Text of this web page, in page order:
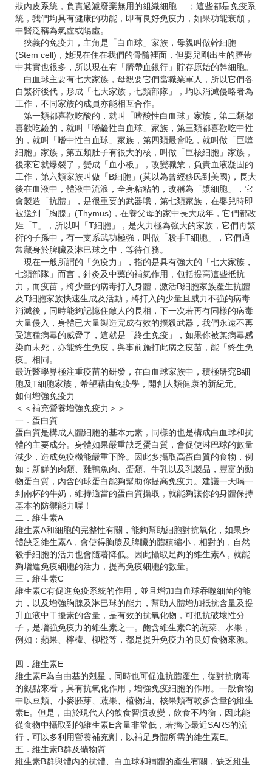
狀內皮系統，負責過濾廢棄無用的組織細胞….；這些都是免疫系
統，我們均具有健康的功能，即有良好免疫力，如果功能衰頹，
中醫泛稱為氣虛或陽虛。
狹義的免疫力，主角是「白血球」家族，母親叫做幹細胞
(Stem cell)，她現在住在我們的骨髓裡面，但嬰兒剛出生的臍帶
中其實也很多，所以現在有「臍帶血銀行」貯存原始的幹細胞。
白血球主要有七大家族，母親要它們當職業軍人，所以它們各
自繁衍後代，形成「七大家族，七類部隊」，均以消滅侵略者為
工作，不同家族的成員亦能相互合作。
第一類都喜歡吃酸的，就叫「嗜酸性白血球」家族，第二類都
喜歡吃鹼的，就叫「嗜鹼性白血球」家族，第三類都喜歡吃中性
的，就叫「嗜中性白血球」家族，第四類最會吃，就叫做「巨噬
細胞」家族，第五類肚子有很大的核，叫做「巨核細胞」家族，
後來它就爆裂了，變成「血小板」，改變職業，負責血液凝固的
工作，第六類家族叫做「B細胞」(莫以為曾經移民到美國)，長大
後在血液中，體液中流浪，全身粘粘的，改稱為「漿細胞」，它
會製造「抗體」，是很重要的武器哦，第七類家族，在嬰兒時即
被送到「胸腺」(Thymus)，在養父母的家中長大成年，它們都改
姓「T」，所以叫「T細胞」，是火力極為強大的家族，它們再繁
衍的子孫中，有一支系武功極強，叫做「殺手T細胞」，它們通
常藏身於脾臟及淋巴球之中，等待任務。
現在一般所謂的「免疫力」，指的是具有強大的「七大家族，
七類部隊」而言，針灸及中藥的補氣作用，包括提高這些抵抗
力，而疫苗，將少量的病毒打入身體，激活B細胞家族產生抗體
及T細胞家族快速生成及活動，將打入的少量且威力不強的病毒
消滅後，同時能夠記憶住敵人的長相，下一次若再有同樣的病毒
大量侵入，身體已大量製造完成有效的撲殺武器，我們永遠不再
受這種病毒的威脅了，這就是「終生免疫」，如果你被某病毒感
染而未死，亦能終生免疫，與事前施打此病之疫苗，能「終生免
疫」相同。
最近醫學界極注重疫苗的研發，在白血球家族中，積極研究B細
胞及T細胞家族，希望藉由免疫學，開創人類健康的新紀元。
如何增強免疫力
＜＜補充營養增強免疫力＞＞
一．蛋白質
蛋白質是構成人體細胞的基本元素，同樣的也是構成白血球和抗
體的主要成分。身體如果嚴重缺乏蛋白質，會促使淋巴球的數量
減少，造成免疫機能嚴重下降。因此多攝取高蛋白質的食物，例
如：新鮮的肉類、雞鴨魚肉、蛋類、牛乳以及乳製品，豐富的動
物蛋白質，內含的球蛋白能夠幫助你提高免疫力。建議一天喝一
到兩杯的牛奶，維持適當的蛋白質攝取，就能夠讓你的身體保持
基本的防禦能力喔！
二．維生素A
維生素A和細胞的完整性有關，能夠幫助細胞對抗氧化，如果身
體缺乏維生素A，會使得胸腺及脾臟的體積縮小，相對的，自然
殺手細胞的活力也會隨著降低。因此攝取足夠的維生素A，就能
夠增進免疫細胞的活力，提高免疫細胞的數量。
三．維生素C
維生素C有促進免疫系統的作用，並且增加白血球吞噬細菌的能
力，以及增強胸腺及淋巴球的能力，幫助人體增加抵抗含量及提
升血液中干擾素的含量，是有效的抗氧化物，可抵抗破壞性分
子，是增強免疫力的維生素之一。飽含維生素C的蔬菜、水果，
例如：蘋果、檸檬、柳橙等，都是提升免疫力的良好食物來源。
四．維生素E
維生素E為自由基的剋星，同時也可促進抗體產生，從對抗病毒
的觀點來看，具有抗氧化作用，增強免疫細胞的作用。一般食物
中以豆類、小麥胚芽、蔬果、植物油、核果類有較多含量的維生
素E。但是，由於現代人的飲食習慣改變，飲食不均衡，因此能
從食物中攝取到的維生素E含量非常低，若擔心最近SARS的流
行，可以多利用營養補充劑，以補足身體所需的維生素E。
五．維生素B群及礦物質
維生素B群與體內的抗體、白血球和補體的產生有關，缺乏維生